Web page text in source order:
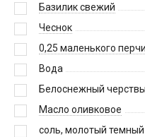
Базилик свежий
Чеснок
0,25 маленького
Вода
Белоснежный
Масло оливковое
соль, молотый